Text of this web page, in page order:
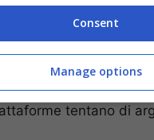
in atto per
: gestire
le credenziali
eventuali limiti di
influiscono
tentano di
Consent
Manage options